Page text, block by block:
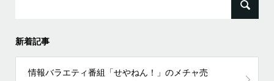
新着記事
情報バラエティ番組「せやねん！」のメチャ売